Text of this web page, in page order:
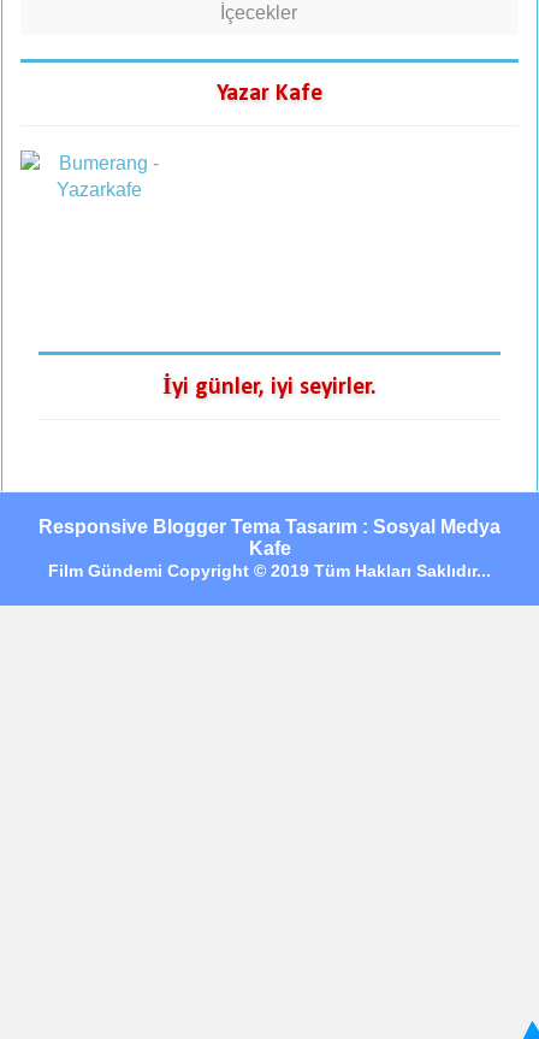
İçecekler
Yazar Kafe
İyi günler, iyi seyirler.
Responsive Blogger Tema Tasarım : Sosyal Medya
Kafe
Film Gündemi Copyright © 2019 Tüm Hakları Saklıdır...